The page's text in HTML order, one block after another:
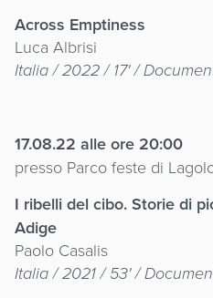
Across Emptiness
Luca Albrisi
Italia / 2022 / 17' /
17.08.22 alle ore 20:00
presso Parco feste di
I ribelli del cibo. Storie di
Adige
Paolo Casalis
Italia / 2021 / 53' /